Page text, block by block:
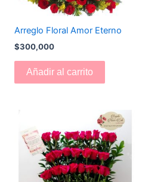
Arreglo Floral Amor Eterno
$300,000
Añadir al carrito